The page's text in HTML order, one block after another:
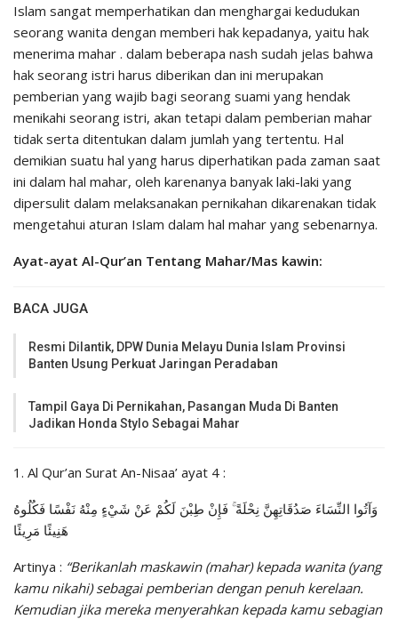
Islam sangat memperhatikan dan menghargai kedudukan
seorang wanita dengan memberi hak kepadanya, yaitu hak
menerima mahar . dalam beberapa nash sudah jelas bahwa
hak seorang istri harus diberikan dan ini merupakan
pemberian yang wajib bagi seorang suami yang hendak
menikahi seorang istri, akan tetapi dalam pemberian mahar
tidak serta ditentukan dalam jumlah yang tertentu. Hal
demikian suatu hal yang harus diperhatikan pada zaman saat
ini dalam hal mahar, oleh karenanya banyak laki-laki yang
dipersulit dalam melaksanakan pernikahan dikarenakan tidak
mengetahui aturan Islam dalam hal mahar yang sebenarnya.
Ayat-ayat Al-Qur’an Tentang Mahar/Mas kawin:
BACA JUGA
Resmi Dilantik, DPW Dunia Melayu Dunia Islam Provinsi
Banten Usung Perkuat Jaringan Peradaban
Tampil Gaya Di Pernikahan, Pasangan Muda Di Banten
Jadikan Honda Stylo Sebagai Mahar
1. Al Qur’an Surat An-Nisaa’ ayat 4 :
وَآتُوا النِّسَاءَ صَدُقَاتِهِنَّ نِحْلَةً ۚ فَإِنْ طِبْنَ لَكُمْ عَنْ شَيْءٍ مِنْهُ نَفْسًا فَكُلُوهُ
هَنِيئًا مَرِيئًا
Artinya : “Berikanlah maskawin (mahar) kepada wanita (yang
kamu nikahi) sebagai pemberian dengan penuh kerelaan.
Kemudian jika mereka menyerahkan kepada kamu sebagian